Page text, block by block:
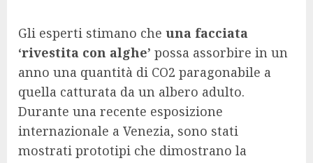
Gli esperti stimano che una facciata
‘rivestita con alghe’ possa assorbire in un
anno una quantità di CO2 paragonabile a
quella catturata da un albero adulto.
Durante una recente esposizione
internazionale a Venezia, sono stati
mostrati prototipi che dimostrano la